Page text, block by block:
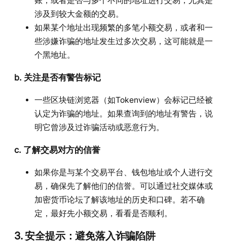
涉及到较大金额的交易。
如果某个地址出现频繁的多笔小额交易，或者和一
些涉嫌诈骗的地址发生过多次交易，这可能就是一
个黑地址。
b. 关注是否有警告标记
一些区块链浏览器（如Tokenview）会标记已经被
认定为诈骗的地址。如果查询到的地址有警告，说
明它曾涉及过诈骗活动或恶意行为。
c. 了解交易对方的信誉
如果你是与某个交易平台、钱包地址或个人进行交
易，确保先了解他们的信誉。可以通过社交媒体或
加密货币论坛了解该地址的历史和口碑。若不确
定，最好先小额交易，看看是否顺利。
3. 安全提示：避免落入诈骗陷阱